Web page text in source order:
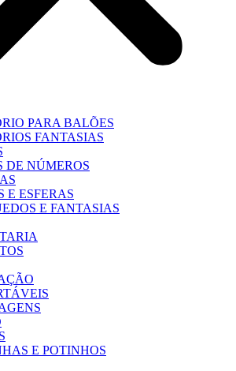
PARA BALÕES
FANTASIAS
DE NÚMEROS
E ESFERAS
E FANTASIAS
E POTINHOS